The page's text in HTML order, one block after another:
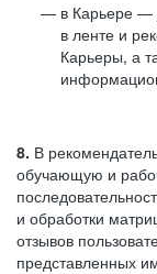
в Карьере —
в ленте и
Карьеры, а
8. В
обучающую и
и обработки
отзывов
представленных